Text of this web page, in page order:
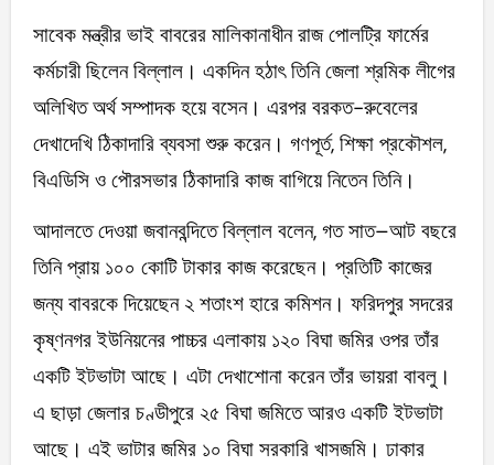
সাবেক মন্ত্রীর ভাই বাবরের মালিকানাধীন রাজ পোলট্রি ফার্মের
কর্মচারী ছিলেন বিল্লাল। একদিন হঠাৎ তিনি জেলা শ্রমিক লীগের
অলিখিত অর্থ সম্পাদক হয়ে বসেন। এরপর বরকত-রুবেলের
দেখাদেখি ঠিকাদারি ব্যবসা শুরু করেন। গণপূর্ত, শিক্ষা প্রকৌশল,
বিএডিসি ও পৌরসভার ঠিকাদারি কাজ বাগিয়ে নিতেন তিনি।
আদালতে দেওয়া জবানবন্দিতে বিল্লাল বলেন, গত সাত–আট বছরে
তিনি প্রায় ১০০ কোটি টাকার কাজ করেছেন। প্রতিটি কাজের
জন্য বাবরকে দিয়েছেন ২ শতাংশ হারে কমিশন। ফরিদপুর সদরের
কৃষ্ণনগর ইউনিয়নের পাচ্চর এলাকায় ১২০ বিঘা জমির ওপর তাঁর
একটি ইটভাটা আছে। এটা দেখাশোনা করেন তাঁর ভায়রা বাবলু।
এ ছাড়া জেলার চণ্ডীপুরে ২৫ বিঘা জমিতে আরও একটি ইটভাটা
আছে। এই ভাটার জমির ১০ বিঘা সরকারি খাসজমি। ঢাকার